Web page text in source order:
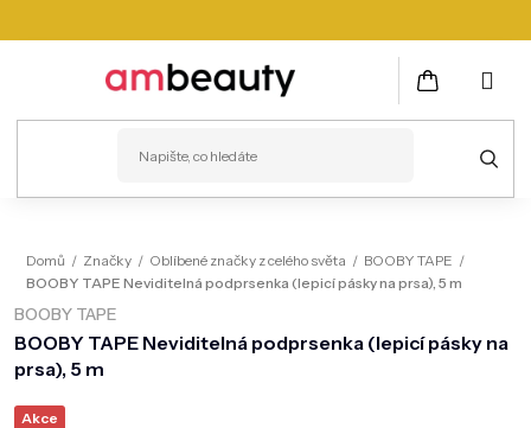
na
NÁKUPNÍ
KOŠÍK
VLASY
ZDRAVÍ
Domů / Značky / Oblíbené značky z celého světa / BOOBY TAPE /
BOOBY TAPE Neviditelná podprsenka (lepicí pásky na prsa), 5 m
BOOBY TAPE Neviditelná podprsenka (lepicí pásky na
prsa), 5 m
BOOBY TAPE
Akce